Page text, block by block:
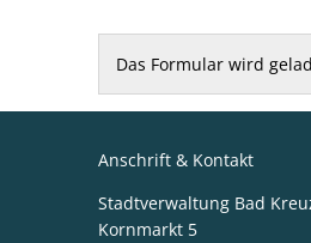
FeedbackDas Formular wird
Anschrift & Kontakt
Stadtverwaltung Bad
Kornmarkt 5